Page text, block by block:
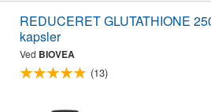
REDUCERET GLUTATHIONE
kapsler
Ved BIOVEA
(13)